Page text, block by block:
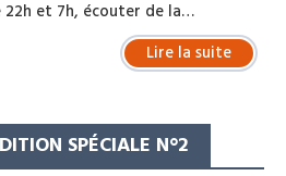
et 7h, écouter de la…
Lire la suite
SPÉCIALE N°2